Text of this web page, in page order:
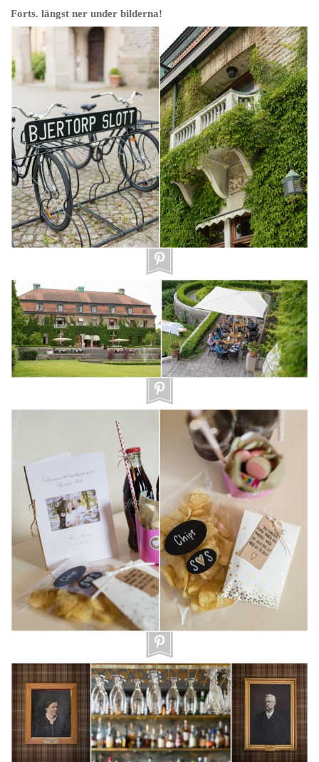
Forts. längst ner under bilderna!